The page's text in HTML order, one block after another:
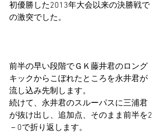
初優勝した2013年大会以来の決勝戦で
の激突でした。
前半の早い段階でＧＫ藤井君のロング
キックからこぼれたところを永井君が
流し込み先制します。
続けて、永井君のスルーパスに三浦君
が抜け出し、追加点、そのまま前半を2
－0で折り返します。